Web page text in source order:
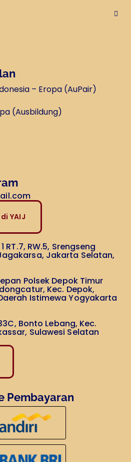
– Eropa (AuPair)
(Ausbildung)
YAIJ
RT.7, RW.5, Srengseng
Jakarta Selatan,
Polsek Depok Timur
Kec. Depok,
Istimewa Yogyakarta
Bonto Lebang, Kec.
Sulawesi Selatan
Pembayaran